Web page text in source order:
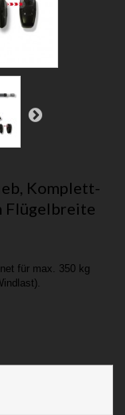
Komplett-
Flügelbreite
für max. 350 kg